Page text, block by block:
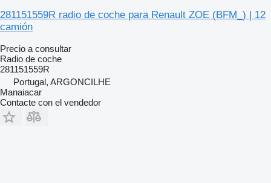
281151559R radio de coche para Renault ZOE (BFM_) | 12
camión
Precio a consultar
Radio de coche
281151559R
Portugal, ARGONCILHE
Manaiacar
Contacte con el vendedor